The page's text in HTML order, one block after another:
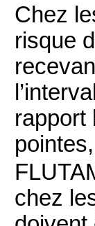
Chez
risque
rapport
chez